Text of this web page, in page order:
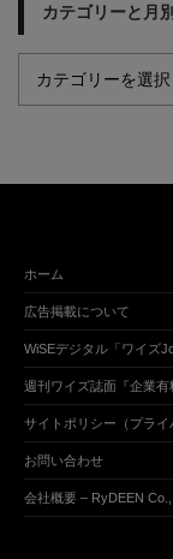
カテゴリーと月
ホーム
広告掲載について
WiSEデジタル「ワイズ
週刊ワイズ誌面『企業
サイトポリシー（プライ
お問い合わせ
会社概要 – RyDEEN